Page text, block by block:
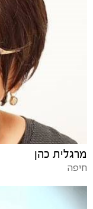
מרגלית כהן
חיפה